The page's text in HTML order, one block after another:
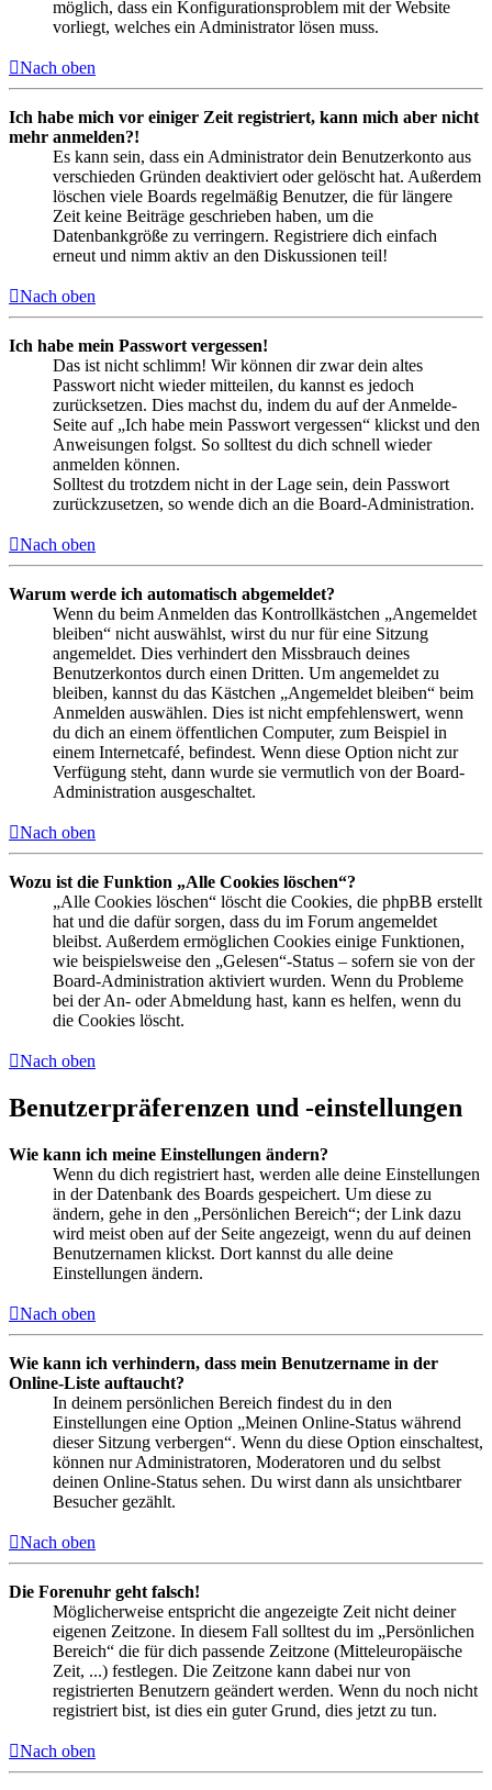
möglich, dass ein Konfigurationsproblem mit der Website
vorliegt, welches ein Administrator lösen muss.
Nach oben
Ich habe mich vor einiger Zeit registriert, kann mich aber nicht
mehr anmelden?!
Es kann sein, dass ein Administrator dein Benutzerkonto aus
verschieden Gründen deaktiviert oder gelöscht hat. Außerdem
löschen viele Boards regelmäßig Benutzer, die für längere
Zeit keine Beiträge geschrieben haben, um die
Datenbankgröße zu verringern. Registriere dich einfach
erneut und nimm aktiv an den Diskussionen teil!
Nach oben
Ich habe mein Passwort vergessen!
Das ist nicht schlimm! Wir können dir zwar dein altes
Passwort nicht wieder mitteilen, du kannst es jedoch
zurücksetzen. Dies machst du, indem du auf der Anmelde-
Seite auf „Ich habe mein Passwort vergessen“ klickst und den
Anweisungen folgst. So solltest du dich schnell wieder
anmelden können.
Solltest du trotzdem nicht in der Lage sein, dein Passwort
zurückzusetzen, so wende dich an die Board-Administration.
Nach oben
Warum werde ich automatisch abgemeldet?
Wenn du beim Anmelden das Kontrollkästchen „Angemeldet
bleiben“ nicht auswählst, wirst du nur für eine Sitzung
angemeldet. Dies verhindert den Missbrauch deines
Benutzerkontos durch einen Dritten. Um angemeldet zu
bleiben, kannst du das Kästchen „Angemeldet bleiben“ beim
Anmelden auswählen. Dies ist nicht empfehlenswert, wenn
du dich an einem öffentlichen Computer, zum Beispiel in
einem Internetcafé, befindest. Wenn diese Option nicht zur
Verfügung steht, dann wurde sie vermutlich von der Board-
Administration ausgeschaltet.
Nach oben
Wozu ist die Funktion „Alle Cookies löschen“?
„Alle Cookies löschen“ löscht die Cookies, die phpBB erstellt
hat und die dafür sorgen, dass du im Forum angemeldet
bleibst. Außerdem ermöglichen Cookies einige Funktionen,
wie beispielsweise den „Gelesen“-Status – sofern sie von der
Board-Administration aktiviert wurden. Wenn du Probleme
bei der An- oder Abmeldung hast, kann es helfen, wenn du
die Cookies löscht.
Nach oben
Benutzerpräferenzen und -einstellungen
Wie kann ich meine Einstellungen ändern?
Wenn du dich registriert hast, werden alle deine Einstellungen
in der Datenbank des Boards gespeichert. Um diese zu
ändern, gehe in den „Persönlichen Bereich“; der Link dazu
wird meist oben auf der Seite angezeigt, wenn du auf deinen
Benutzernamen klickst. Dort kannst du alle deine
Einstellungen ändern.
Nach oben
Wie kann ich verhindern, dass mein Benutzername in der
Online-Liste auftaucht?
In deinem persönlichen Bereich findest du in den
Einstellungen eine Option „Meinen Online-Status während
dieser Sitzung verbergen“. Wenn du diese Option einschaltest,
können nur Administratoren, Moderatoren und du selbst
deinen Online-Status sehen. Du wirst dann als unsichtbarer
Besucher gezählt.
Nach oben
Die Forenuhr geht falsch!
Möglicherweise entspricht die angezeigte Zeit nicht deiner
eigenen Zeitzone. In diesem Fall solltest du im „Persönlichen
Bereich“ die für dich passende Zeitzone (Mitteleuropäische
Zeit, ...) festlegen. Die Zeitzone kann dabei nur von
registrierten Benutzern geändert werden. Wenn du noch nicht
registriert bist, ist dies ein guter Grund, dies jetzt zu tun.
Nach oben